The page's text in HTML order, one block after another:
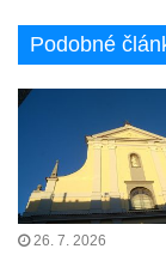
nad Ploučnicí
Hrobová
Benešově
Kostel svaté
Hrobka
Šumburku
Hřbitovní
Podobné
26. 7. 2026